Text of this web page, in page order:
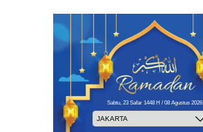
Sabtu, 23 Safar 1448 H / 08 Agustus 2026